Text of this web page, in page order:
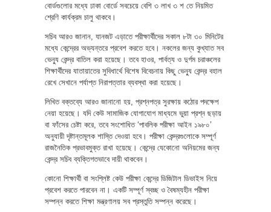
বোর্ডগুলোর মধ্যে ঢাকা বোর্ডে সবচেয়ে বেশি ৩ লাখ ৩ শ তে নিয়মিত
শ্রেণি কার্যক্রম চালু থাকবে।
সচিব আরও জানান, যানজট এড়াতে পরীক্ষার্থীদের সকাল ৮টা ৩০ মিনিটের
মধ্যে কেন্দ্রের অভ্যন্তরে প্রবেশ করতে হবে। নকলের জন্য কুখ্যাত সব
ভেন্যু কেন্দ্র বাতিল করা হয়েছে। তবে হাওর, পার্বত্য ও দুর্গম চরাঞ্চলের
শিক্ষার্থীদের যাতায়াতের সুবিধার্থে বিশেষ বিবেচনায় কিছু ভেন্যু কেন্দ্র বহাল
রেখে সেখানে পর্যাপ্ত নিরাপত্তার ব্যবস্থা করা হয়েছে।
লিখিত বক্তব্যে আরও জানানো হয়, প্রশ্নপত্র সুরক্ষায় কঠোর পদক্ষেপ
নেয়া হয়েছে। যদি কেউ সামাজিক যোগাযোগ মাধ্যমে ভুয়া প্রশ্ন ছড়ায়
বা ফাঁসের চেষ্টা করে, তবে সংশোধিত ‘পাবলিক পরীক্ষা আইন ১৯৮০’
অনুযায়ী দৃষ্টান্তমূলক শাস্তি দেওয়া হবে। পরীক্ষা কেন্দ্রগুলোকে সম্পূর্ণ
রাজনৈতিক প্রভাবমুক্ত রাখা হয়েছে। কেন্দ্রে যেকোনো অনিয়মের জন্য
কেন্দ্র সচিব ব্যক্তিগতভাবে দায়ী থাকবেন।
কোনো শিক্ষার্থী বা সংশ্লিষ্ট কেউ পরীক্ষা কেন্দ্রে ডিজিটাল ডিভাইস নিয়ে
প্রবেশ করতে পারবেন না। একটি সম্পূর্ণ স্বচ্ছ ও বৈষম্যহীন পরীক্ষা
সম্পন্ন করতে শিক্ষা মন্ত্রণালয় সব প্রস্তুতি সম্পন্ন করেছে।